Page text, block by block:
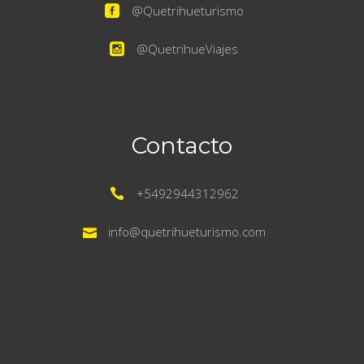
único.
Una experiencia más intensa para
coihues y lengas hasta llegar a un
puro.
@Quetrihueturismo
@QuetrihueViajes
Contacto
+5492944312962
info@quetrihueturismo.com